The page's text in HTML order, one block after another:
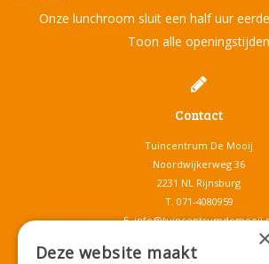
Onze lunchroom sluit een half uur
Toon alle openingstijden
Contact
Tuincentrum De Mooij
Noordwijkerweg 36
2231 NL Rijnsburg
T. 071-4080959
E.
Deze website maakt